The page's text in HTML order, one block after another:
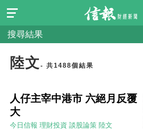
搜尋結果
陸文 - 共1488個結果
人仔主宰中港市 六絕月反覆
大
今日信報 理財投資 談股論策 陸文